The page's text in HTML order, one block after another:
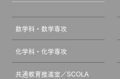
数学科・数学専攻
化学科・化学専攻
共通教育推進室／SCOLA